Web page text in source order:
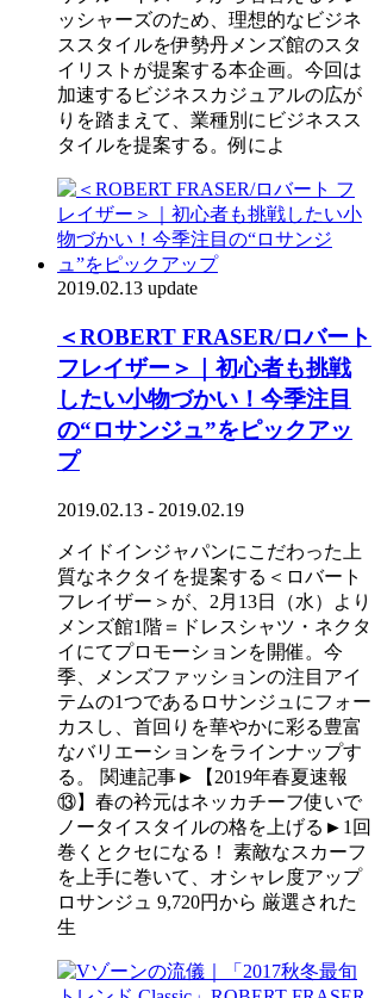
ッシャーズのため、理想的なビジネ
ススタイルを伊勢丹メンズ館のスタ
イリストが提案する本企画。今回は
加速するビジネスカジュアルの広が
りを踏まえて、業種別にビジネスス
タイルを提案する。例によ
2019.02.13 update
＜ROBERT FRASER/ロバート
フレイザー＞｜初心者も挑戦
したい小物づかい！今季注目
の“ロサンジュ”をピックアッ
プ
2019.02.13 - 2019.02.19
メイドインジャパンにこだわった上
質なネクタイを提案する＜ロバート
フレイザー＞が、2月13日（水）より
メンズ館1階＝ドレスシャツ・ネクタ
イにてプロモーションを開催。今
季、メンズファッションの注目アイ
テムの1つであるロサンジュにフォー
カスし、首回りを華やかに彩る豊富
なバリエーションをラインナップす
る。 関連記事►【2019年春夏速報
⑬】春の衿元はネッカチーフ使いで
ノータイスタイルの格を上げる►1回
巻くとクセになる！ 素敵なスカーフ
を上手に巻いて、オシャレ度アップ
ロサンジュ 9,720円から 厳選された
生